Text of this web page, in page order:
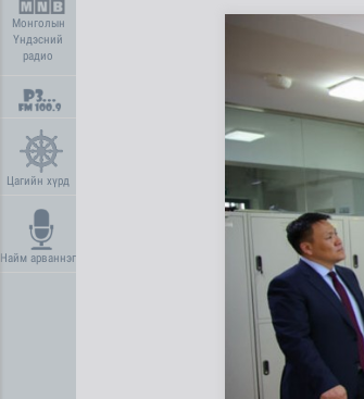
Монголын
Үндэсний
радио
Цагийн хүрд
Найм арваннэг